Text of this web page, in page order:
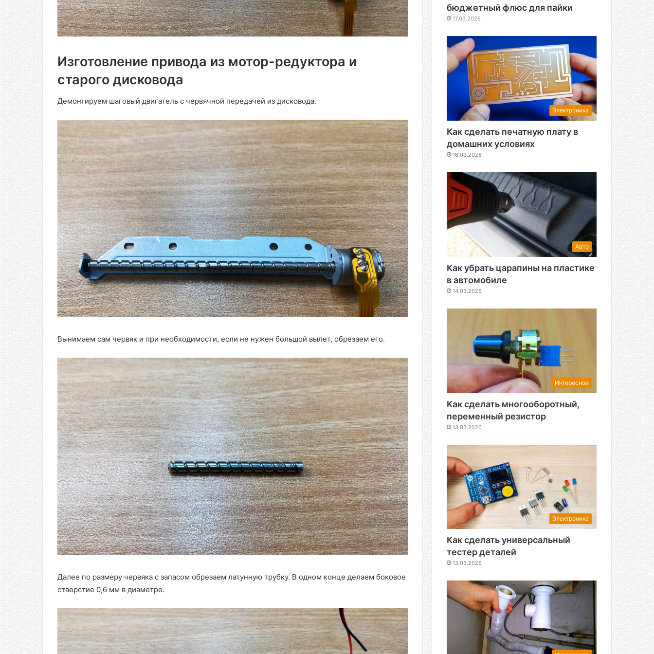
Изготовление привода из мотор-редуктора и
старого дисковода
Демонтируем шаговый двигатель с червячной передачей из дисковода.
Вынимаем сам червяк и при необходимости, если не нужен большой вылет, обрезаем его.
Далее по размеру червяка с запасом обрезаем латунную трубку. В одном конце делаем боковое
отверстие 0,6 мм в диаметре.
бюджетный флюс для пайки
17.03.2026
Электроника
Как сделать печатную плату в
домашних условиях
16.03.2026
Авто
Как убрать царапины на пластике
в автомобиле
14.03.2026
Интересное
Как сделать многооборотный,
переменный резистор
13.03.2026
Электроника
Как сделать универсальный
тестер деталей
13.03.2026